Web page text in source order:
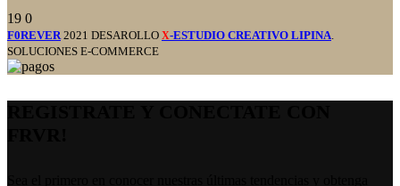
19 0
F0REVER 2021 DESAROLLO X-ESTUDIO CREATIVO LIPINA
SOLUCIONES E-COMMERCE